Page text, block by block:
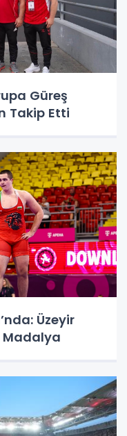
Güreş
Takip Etti
Üzeyir
Madalya